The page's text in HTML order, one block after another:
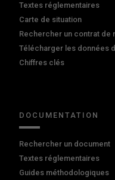
Textes réglementaires
Carte de situation
Rechercher un contrat de
Télécharger les données
Chiffres clés
DOCUMENTATION
Rechercher un document
Textes réglementaires
Guides méthodologiques